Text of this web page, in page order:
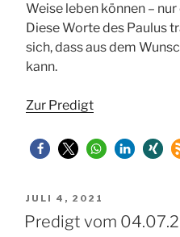
Weise leben können –
Diese Worte des Paulus
sich, dass aus dem
kann.
Zur Predigt
VERÖFFENTLICHT
AM
JULI 4, 2021
Predigt vom